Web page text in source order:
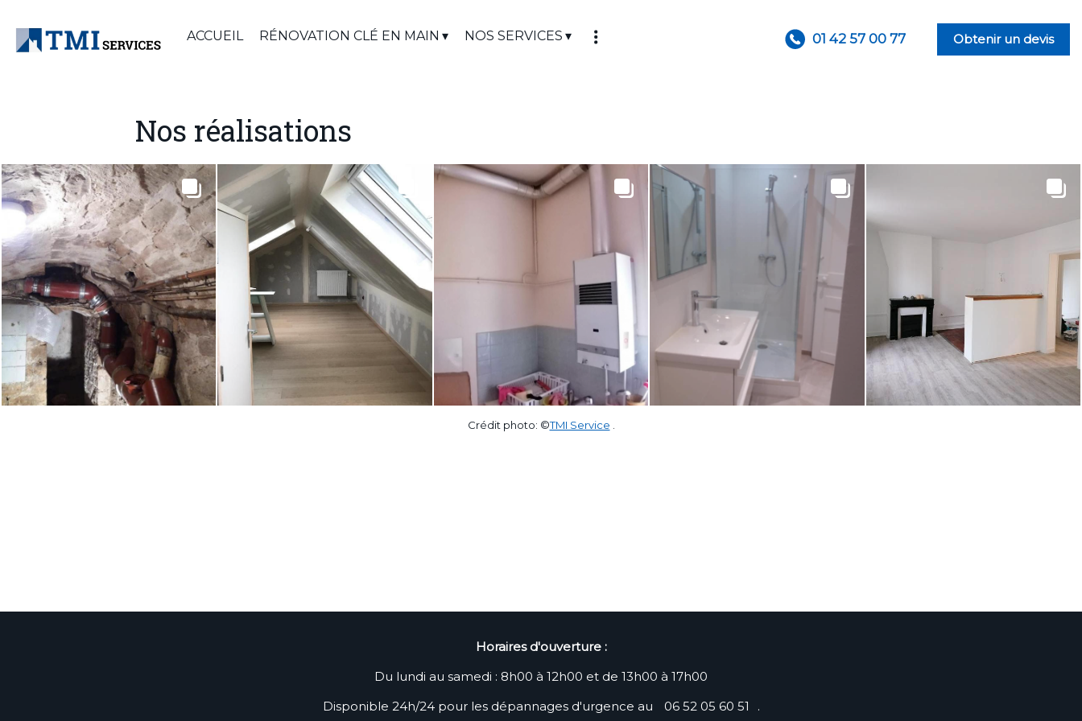
Obtenir un devis
01 42 57 00 77
ACCUEIL RÉNOVATION CLÉ EN MAIN NOS SERVICES
Nos réalisations
Crédit photo: ©TMI Service
Horaires d'ouverture :
Du lundi au samedi : 8h00 à 12h00 et de 13h00 à 17h00
Disponible 24h/24 pour les dépannages d'urgence au
06 52 05 60 51 .